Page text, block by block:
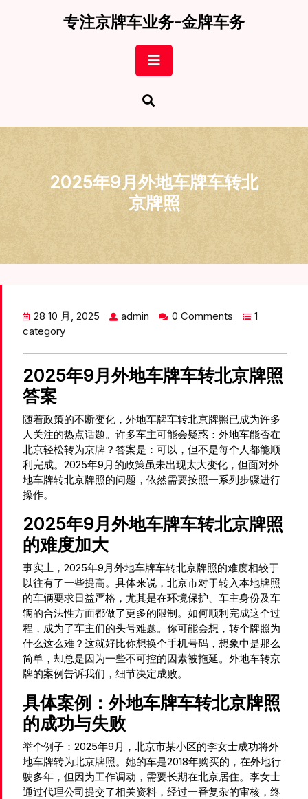
专注京牌车业务-金牌车务
Button
2025年9月外地车牌车转北
京牌照
28 10 月, 2025 admin 0 Comments
1
category
2025年9月外地车牌车转北京牌照
答案
随着政策的不断变化，外地车牌车转北京牌照已成为许多
人关注的热点话题。许多车主可能会疑惑：外地车能否在
北京轻松转为京牌？答案是：可以，但不是每个人都能顺
利完成。2025年9月的政策虽未出现太大变化，但面对外
地车牌转北京牌照的问题，依然需要按照一系列步骤进行
操作。
2025年9月外地车牌车转北京牌照
的难度加大
事实上，2025年9月外地车牌车转北京牌照的难度相较于
以往有了一些提高。具体来说，北京市对于转入本地牌照
的车辆要求日益严格，尤其是在环境保护、车主身份及车
辆的合法性方面都做了更多的限制。如何顺利完成这个过
程，成为了车主们的头号难题。你可能会想，转个牌照为
什么这么难？这就好比你想换个手机号码，想象中是那么
简单，却总是因为一些不可控的因素被拖延。外地车转京
牌的案例告诉我们，细节决定成败。
具体案例：外地车牌车转北京牌照
的成功与失败
举个例子：2025年9月，北京市某小区的李女士成功将外
地车牌转为北京牌照。她的车是2018年购买的，在外地行
驶多年，但因为工作调动，需要长期在北京居住。李女士
通过代理公司提交了相关资料，经过一番复杂的审核，终